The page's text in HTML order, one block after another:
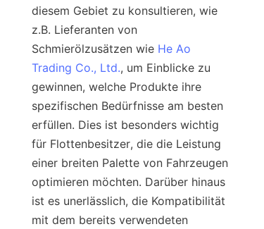
diesem Gebiet zu konsultieren, wie
z.B. Lieferanten von
Schmierölzusätzen wie He Ao
Trading Co., Ltd., um Einblicke zu
gewinnen, welche Produkte ihre
spezifischen Bedürfnisse am besten
erfüllen. Dies ist besonders wichtig
für Flottenbesitzer, die die Leistung
einer breiten Palette von Fahrzeugen
optimieren möchten. Darüber hinaus
ist es unerlässlich, die Kompatibilität
mit dem bereits verwendeten